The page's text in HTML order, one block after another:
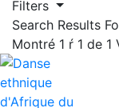
Filters
Search Results
Montré 1 ŕ 1 de 1